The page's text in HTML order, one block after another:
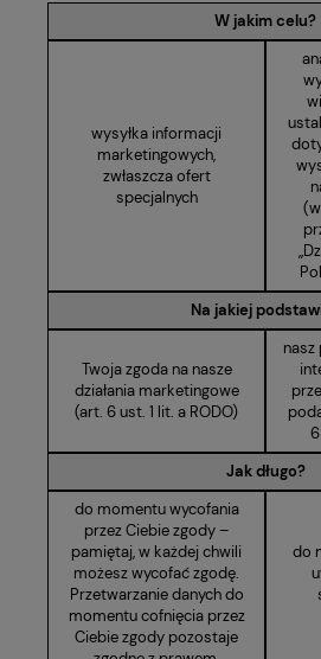
W jakim celu?
wysyłka informacji
marketingowych,
zwłaszcza ofert
specjalnych
Na jakiej
Twoja zgoda na nasze
działania marketingowe
(art. 6 ust. 1 lit. a RODO)
nasz
Jak długo?
do momentu wycofania
przez Ciebie zgody –
pamiętaj, w każdej chwili
możesz wycofać zgodę.
Przetwarzanie danych do
momentu cofnięcia przez
Ciebie zgody pozostaje
do